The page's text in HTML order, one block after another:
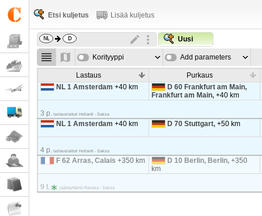
Etsi kuljetus Lisää kuljetus
Uusi
Korityyppi Add parameters
Lastaus Purkaus
NL 1 Amsterdam +40 km
D 60 Frankfurt am Main,
Frankfurt am Main, +40 km
3 p. lastauslaituri Hollanti - Saksa
NL 1 Amsterdam +40 km D 70 Stuttgart, +50 km
4 p. lastauslaituri Hollanti - Saksa
F 62 Arras, Calais +350 km D 10 Berlin, Berlin, +350
km
9 t. jäähdyttämö Ranska - Saksa